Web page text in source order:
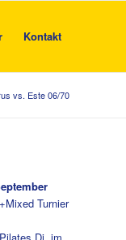
Kontakt
vs. Este 06/70
Turnier